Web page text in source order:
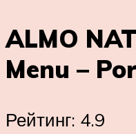
ALMO
Menu –
Рейтинг: 4.9